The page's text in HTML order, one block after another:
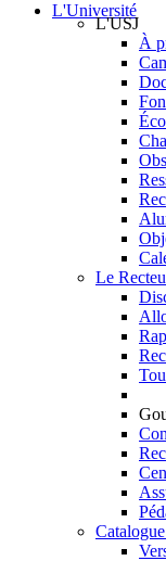
L'Université
L'USJ
À
Le